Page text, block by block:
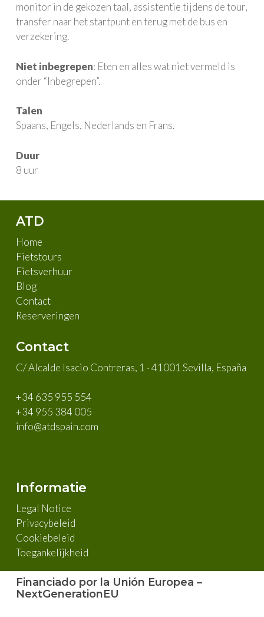
monitor in de gekozen taal, assistentie tijdens de tour,
transfer naar het startpunt en terug met de bus en
verzekering.
Niet inbegrepen: Eten en alles wat niet vermeld is
onder “Inbegrepen”.
Talen
Spaans, Engels, Nederlands en Frans.
Duur
8 uur
ATD
Home
Fietstours
Fietsverhuur
Blog
Contact
Reserveringen
Contact
C/ Alcalde Isacio Contreras, 1 · 41001 Sevilla, España
+34 635 955 554
+34 955 384 005
info@atdspain.com
Informatie
Legal Notice
Privacybeleid
Cookiebeleid
Toegankelijkheid
Financiado por la Unión Europea –
NextGenerationEU